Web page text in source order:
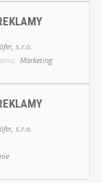
s.r.o.
Marketing
s.r.o.